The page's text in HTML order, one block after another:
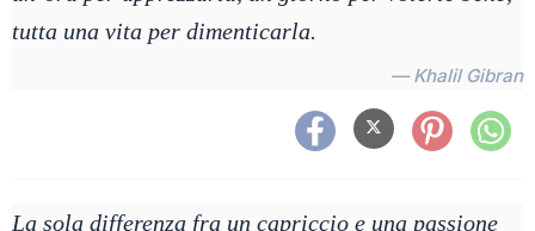
tutta una vita per dimenticarla.
— Khalil Gibran
La sola differenza fra un capriccio e una passione